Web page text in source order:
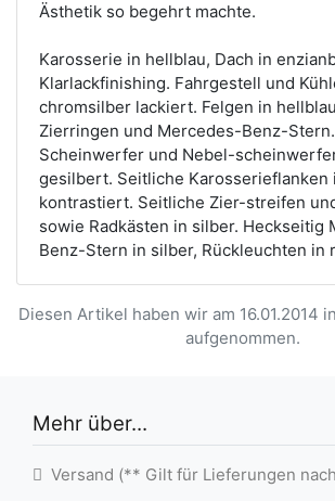
Ästhetik so begehrt machte.
Karosserie in hellblau, Dach in
Klarlackfinishing. Fahrgestell und
chromsilber lackiert. Felgen in
Zierringen und Mercedes-Benz-
Scheinwerfer und Nebel-
gesilbert. Seitliche
kontrastiert. Seitliche Zier-streifen
sowie Radkästen in silber. Heckseitig
Benz-Stern in silber, Rückleuchten in
Diesen Artikel haben wir am 16.01.2014
aufgenommen.
Mehr über...
Versand (** Gilt für Lieferungen